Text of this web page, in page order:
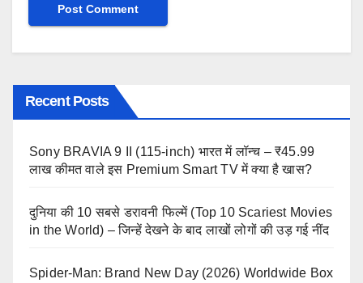
Recent Posts
Sony BRAVIA 9 II (115-inch) भारत में लॉन्च – ₹45.99
लाख कीमत वाले इस Premium Smart TV में क्या है खास?
दुनिया की 10 सबसे डरावनी फिल्में (Top 10 Scariest Movies
in the World) – जिन्हें देखने के बाद लाखों लोगों की उड़ गई नींद
Spider-Man: Brand New Day (2026) Worldwide Box